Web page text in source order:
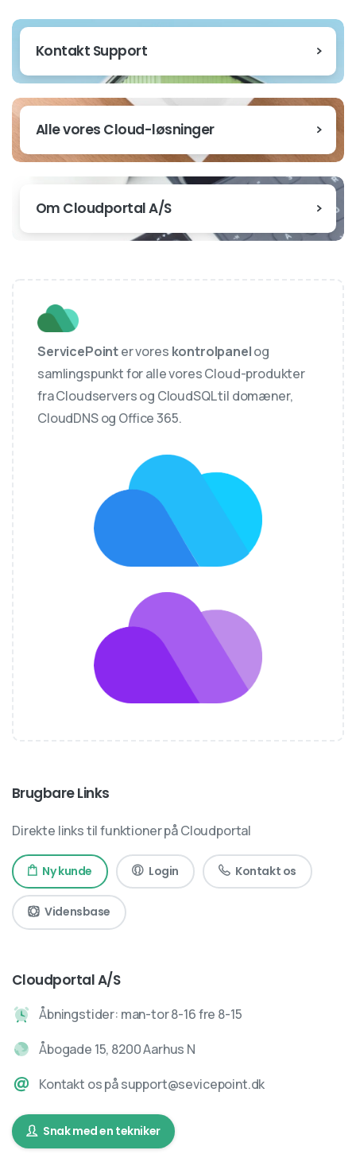
Kontakt Support
Alle vores Cloud-løsninger
Om Cloudportal A/S
ServicePointer vores kontrolpanelog
samlingspunkt for alle vores Cloud-produkter
fra Cloudservers og CloudSQL til domæner,
CloudDNS og Office 365.
Brugbare Links
Direkte links til funktioner på Cloudportal
Ny kunde Login Kontakt os
Vidensbase
Cloudportal A/S
Åbningstider: man-tor 8-16 fre 8-15
Åbogade 15, 8200 Aarhus N
Kontakt os på support@sevicepoint.dk
Snak med en tekniker